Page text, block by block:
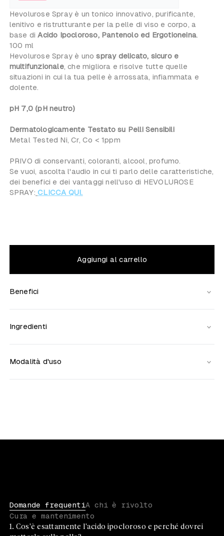
Hevolurose Spray è un tonico innovativo, purificante,
lenitivo e ristrutturante per la pelle di viso e corpo, a
base diAcido Ipocloroso, Pantenolo ed Ergotioneina.
100 ml
Hevolurose Spray è unospray delicato, sicuro e
multifunzionale, che migliora e risolve tutte quelle
situazioni in cui la tua pelle è arrossata, infiammata e
dolente.
pH 7,0 (pH neutro)
Dermatologicamente Testato su Pelli Sensibili
Metal Tested Ni, Cr, Co < 1ppm
PRIVO di conservanti, coloranti, alcool, profumo.
Se vuoi, ascolta l'audio in cui ti parlo delle caratteristiche,
dei benefici e dei vantaggi nell'uso di HEVOLUROSE
SPRAY: CLICCA QUI.
Aggiungi al carrello
Benefici
Ingredienti
Modalità d'uso
Domande frequentiA chi è rivolto
Cura e mantenimento
1. Cos'è esattamente l'acido ipocloroso e perché dovrei